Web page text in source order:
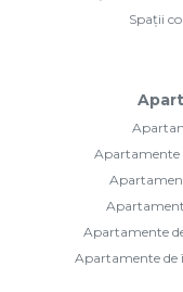
Spații
Apartamente
Apartamente
Apartamente de